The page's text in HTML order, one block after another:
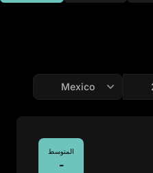
المتوسط
-